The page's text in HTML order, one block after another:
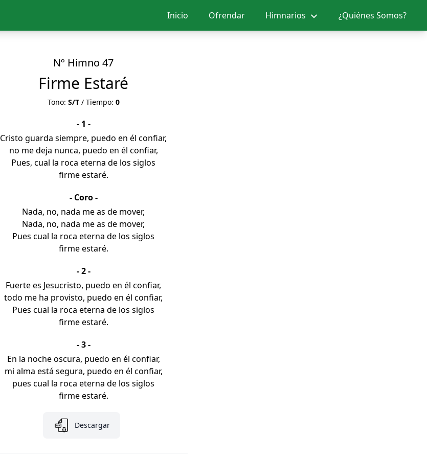
Inicio Ofrendar Himnarios ¿Quiénes Somos?
Nº Himno 47
Firme Estaré
Tono: S/T/ Tiempo: 0
- 1 -
Cristo guarda siempre, puedo en él confiar,
no me deja nunca, puedo en él confiar,
Pues, cual la roca eterna de los siglos
firme estaré.
- Coro -
Nada, no, nada me as de mover,
Nada, no, nada me as de mover,
Pues cual la roca eterna de los siglos
firme estaré.
- 2 -
Fuerte es Jesucristo, puedo en él confiar,
todo me ha provisto, puedo en él confiar,
Pues cual la roca eterna de los siglos
firme estaré.
- 3 -
En la noche oscura, puedo en él confiar,
mi alma está segura, puedo en él confiar,
pues cual la roca eterna de los siglos
firme estaré.
Descargar